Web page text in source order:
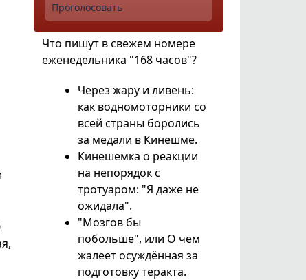
Проголосовать
Что пишут в свежем номере
еженедельника "168 часов"?
Через жару и ливень:
как водномоторники со
всей страны боролись
за медали в Кинешме.
Кинешемка о реакции
на непорядок с
тротуаром: "Я даже не
ожидала".
"Мозгов бы
побольше", или О чём
жалеет осуждённая за
подготовку теракта.